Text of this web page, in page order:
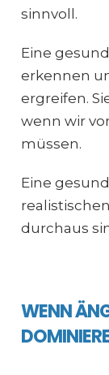
sinnvoll.
Eine
erkennen
ergreifen.
wenn wir
müssen.
Eine
durchaus
WENN